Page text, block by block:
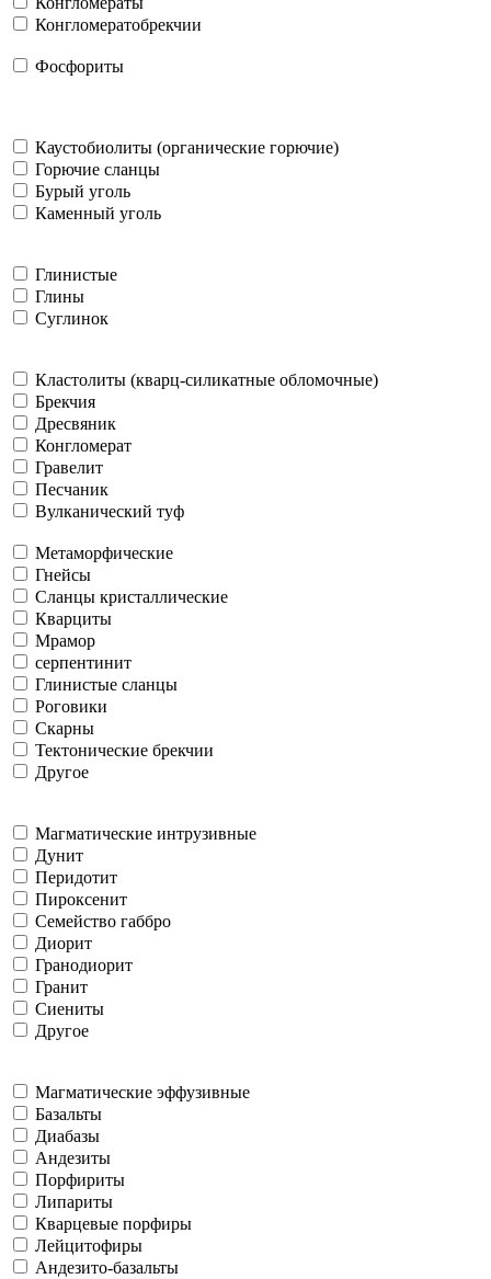
Конгломератобрекчии
Фосфориты
Каустобиолиты (органические горючие)
Горючие сланцы
Бурый уголь
Каменный уголь
Глинистые
Глины
Суглинок
Кластолиты (кварц-силикатные обломочные)
Брекчия
Дресвяник
Конгломерат
Гравелит
Песчаник
Вулканический туф
Метаморфические
Гнейсы
Сланцы кристаллические
Кварциты
Мрамор
серпентинит
Глинистые сланцы
Роговики
Скарны
Тектонические брекчии
Другое
Магматические интрузивные
Дунит
Перидотит
Пироксенит
Семейство габбро
Диорит
Гранодиорит
Гранит
Сиениты
Другое
Магматические эффузивные
Базальты
Диабазы
Андезиты
Порфириты
Липариты
Кварцевые порфиры
Лейцитофиры
Андезито-базальты